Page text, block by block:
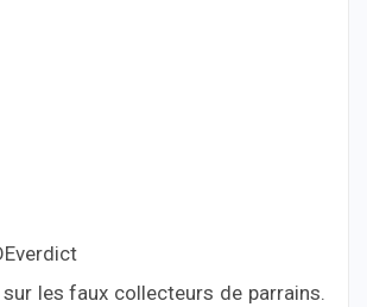
sur les faux collecteurs de parrains.